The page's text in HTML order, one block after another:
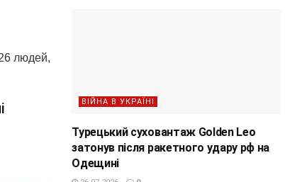
людей,
ВІЙНА В УКРАЇНІ
Турецький суховантаж Golden Leo
затонув після ракетного удару рф на
Одещині